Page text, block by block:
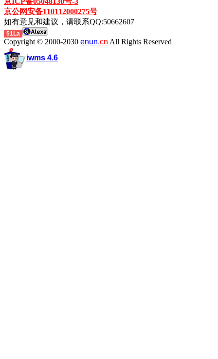
京公网安备110112000275号
如有意见和建议，请联系QQ:50662607
51La
Copyright © 2000-2030 enun.cn All Rights Reserved
iwms 4.6